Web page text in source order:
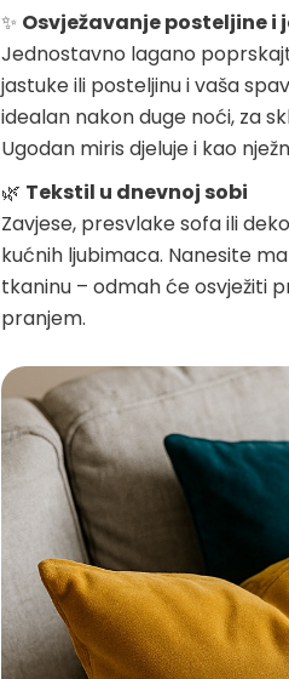
✨ Osvježavanje posteljine i
Jednostavno lagano
jastuke ili posteljinu i vaša
idealan nakon duge noći, za
Ugodan miris djeluje i kao
🌿 Tekstil u dnevnoj sobi
Zavjese, presvlake sofa ili
kućnih ljubimaca. Nanesite
tkaninu – odmah će osvježiti
pranjem.